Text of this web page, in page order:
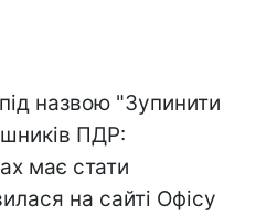
назвою "Зупинити
ПДР:
має стати
на сайті Офісу